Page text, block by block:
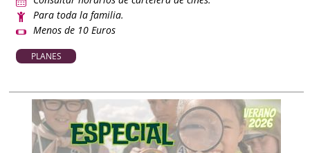
que nunca.
Para toda la familia.
Menos de 10 Euros
PLANES